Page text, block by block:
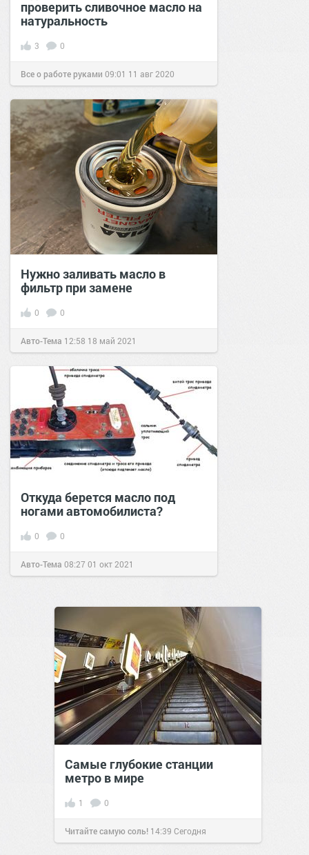
проверить сливочное масло на
натуральность
3 0
Все о работе руками 09:01 11 авг 2020
Нужно заливать масло в
фильтр при замене
0 0
Авто-Тема 12:58 18 май 2021
Откуда берется масло под
ногами автомобилиста?
0 0
Авто-Тема 08:27 01 окт 2021
Самые глубокие станции
метро в мире
1 0
Читайте самую соль! 14:39 Сегодня